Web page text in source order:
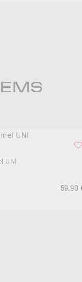
UNI
59,90